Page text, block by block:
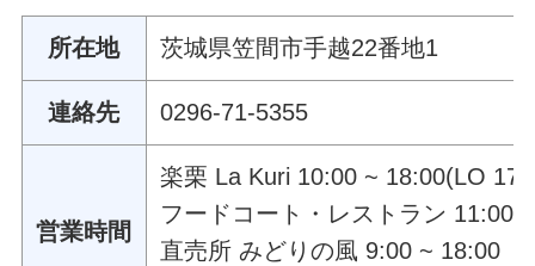
所在地 茨城県笠間市手越22番地1
連絡先 0296-71-5355
営業時間
楽栗 La Kuri 10:00 ~ 18:00(LO
フードコート・レストラン 11:00
直売所 みどりの風 9:00 ~ 18:00